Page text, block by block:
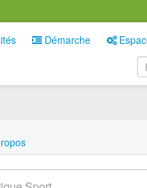
Démarche